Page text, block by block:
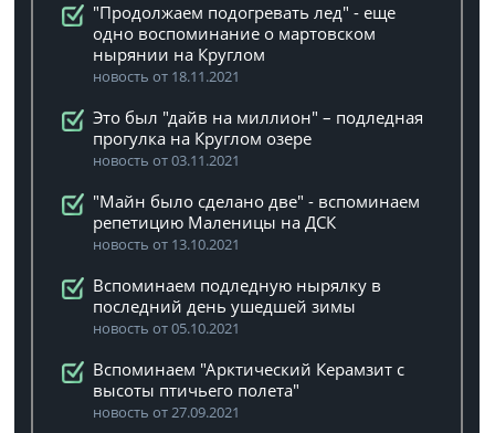
"Продолжаем подогревать лед" - еще
одно воспоминание о мартовском
нырянии на Круглом
новость от 18.11.2021
Это был "дайв на миллион" – подледная
прогулка на Круглом озере
новость от 03.11.2021
"Майн было сделано две" - вспоминаем
репетицию Маленицы на ДСК
новость от 13.10.2021
Вспоминаем подледную нырялку в
последний день ушедшей зимы
новость от 05.10.2021
Вспоминаем "Арктический Керамзит с
высоты птичьего полета"
новость от 27.09.2021